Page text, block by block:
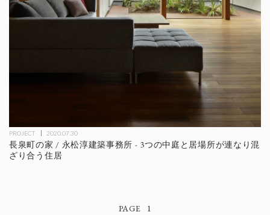
PROJECT 2020.07.30
長泉町の家 / 永松淳建築事務所 - 3つの中庭と居場所が連なり混
ざり合う住居
1